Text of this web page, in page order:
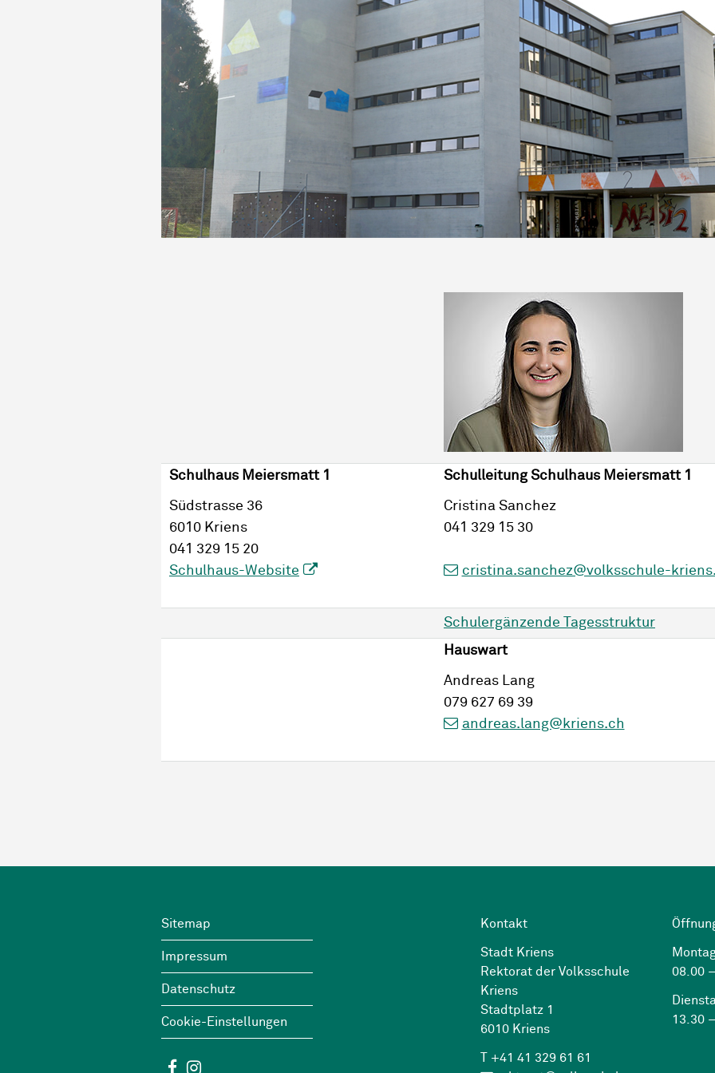
Schulhaus Meiersmatt 1
Südstrasse 36
6010 Kriens
041 329 15 20
Schulhaus-Website
Schulleitung Schulhaus Meiersmatt 1
Cristina Sanchez
041 329 15 30
cristina.sanchez@volksschule-
Schulergänzende Tagesstruktur
Hauswart
Andreas Lang
079 627 69 39
andreas.lang@kriens.ch
Wichtige Links
Sitemap
Impressum
Datenschutz
Cookie-Einstellungen
Social Media
Facebook
Kontakt
Stadt Kriens
Rektorat der Volksschule
Kriens
Stadtplatz 1
6010 Kriens
T +41 41 329 61 61
08.00
13.30